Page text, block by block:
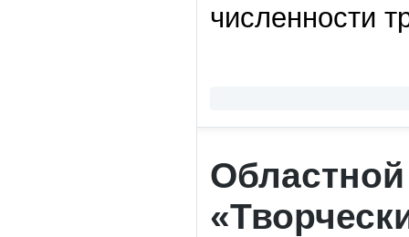
численности
Областной